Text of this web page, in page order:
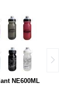
NE600ML